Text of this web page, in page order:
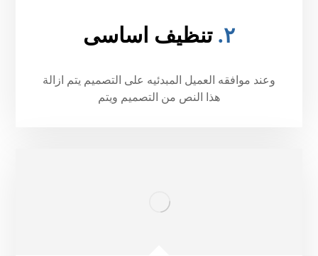
٢. تنظيف اساسی
وعند موافقه العميل المبدئيه على التصميم يتم ازالة
هذا النص من التصميم ويتم